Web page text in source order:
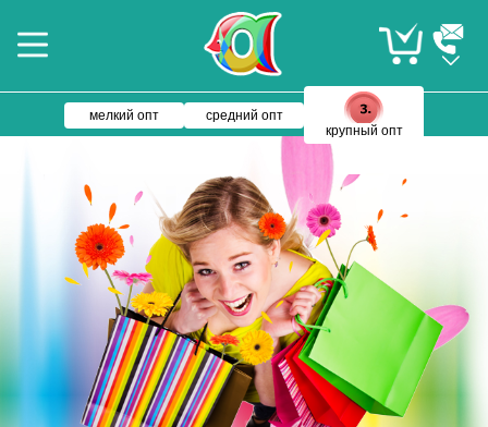
мелкий опт
средний опт
крупный опт